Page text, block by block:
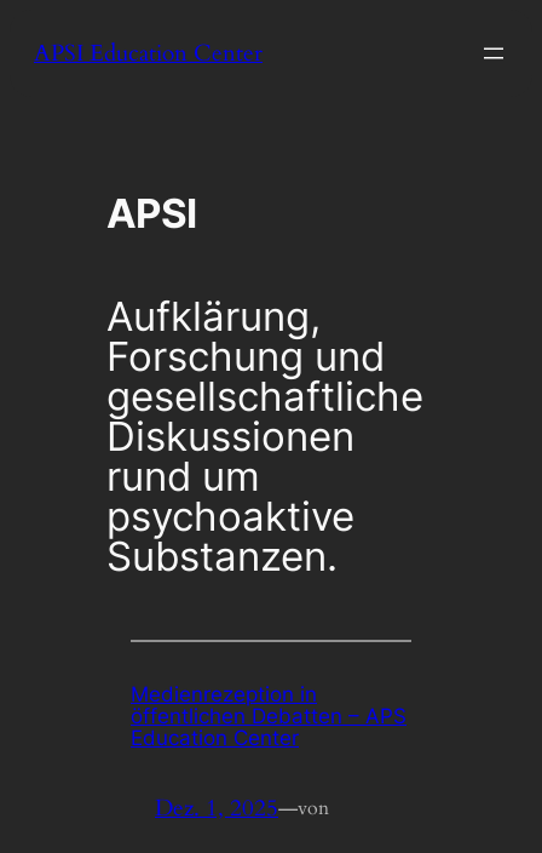
Inhalt
APSI Education Center
APSI
Aufklärung,
Forschung und
gesellschaftliche
Diskussionen
rund um
psychoaktive
Substanzen.
Medienrezeption in
öffentlichen Debatten – APS
Education Center
Dez. 1, 2025—von